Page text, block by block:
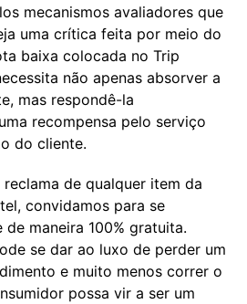
mecanismos avaliadores que
uma crítica feita por meio do
baixa colocada no Trip
não apenas absorver a
mas respondê-la
recompensa pelo serviço
do cliente.
reclama de qualquer item da
convidamos para se
maneira 100% gratuita.
se dar ao luxo de perder um
e muito menos correr o
possa vir a ser um